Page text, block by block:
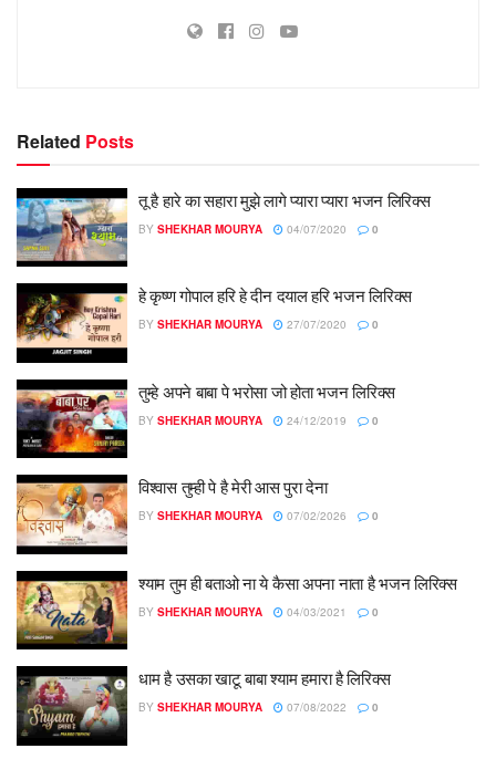
Related Posts
तू है हारे का सहारा मुझे लागे प्यारा प्यारा भजन लिरिक्स
BY SHEKHAR MOURYA 04/07/2020 0
हे कृष्ण गोपाल हरि हे दीन दयाल हरि भजन लिरिक्स
BY SHEKHAR MOURYA 27/07/2020 0
तुम्हे अपने बाबा पे भरोसा जो होता भजन लिरिक्स
BY SHEKHAR MOURYA 24/12/2019 0
विश्वास तुम्ही पे है मेरी आस पुरा देना
BY SHEKHAR MOURYA 07/02/2026 0
श्याम तुम ही बताओ ना ये कैसा अपना नाता है भजन लिरिक्स
BY SHEKHAR MOURYA 04/03/2021 0
धाम है उसका खाटू बाबा श्याम हमारा है लिरिक्स
BY SHEKHAR MOURYA 07/08/2022 0